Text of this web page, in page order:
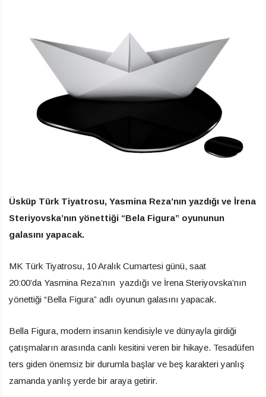
Üsküp Türk Tiyatrosu, Yasmina Reza’nın yazdığı ve İrena
Steriyovska’nın yönettiği “Bela Figura” oyununun
galasını yapacak.
MK Türk Tiyatrosu, 10 Aralık Cumartesi günü, saat
20:00’da Yasmina Reza’nın yazdığı ve İrena Steriyovska’nın
yönettiği “Bella Figura” adlı oyunun galasını yapacak.
Bella Figura, modern insanın kendisiyle ve dünyayla girdiği
çatışmaların arasında canlı kesitini veren bir hikaye. Tesadüfen
ters giden önemsiz bir durumla başlar ve beş karakteri yanlış
zamanda yanlış yerde bir araya getirir.